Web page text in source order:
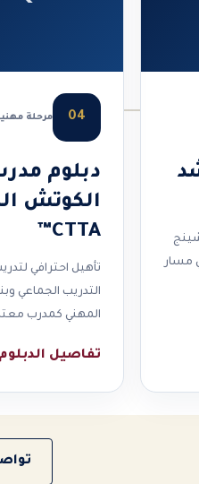
مسار
04 مرحلة
دبلوم
الكوتش
CTTA™
تأهيل احترافي
التدريب الجماعي
المهني كمدرب
تفاصيل الدبلوم